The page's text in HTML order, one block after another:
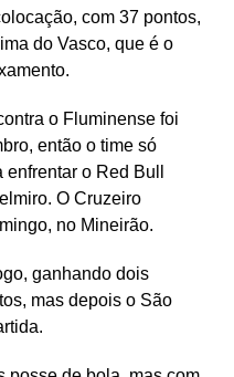
com 37 pontos,
do Vasco, que é o
o Fluminense foi
então o time só
o Red Bull
O Cruzeiro
no Mineirão.
ganhando dois
mas depois o São